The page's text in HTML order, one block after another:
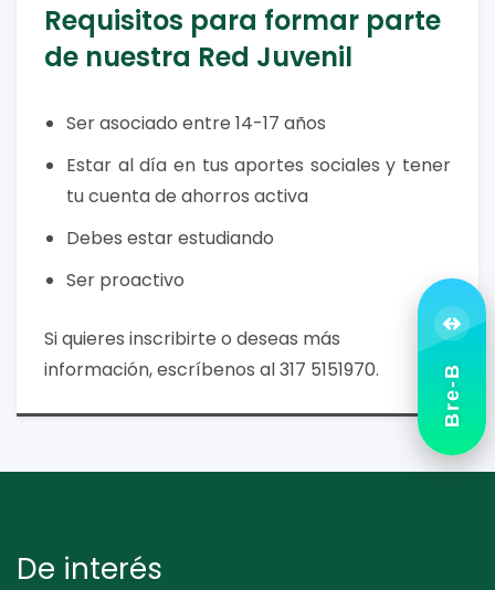
Bre-B
Requisitos para formar parte
de nuestra Red Juvenil
Ser asociado entre 14-17 años
Estar al día en tus aportes sociales y tener
tu cuenta de ahorros activa
Debes estar estudiando
Ser proactivo
Si quieres inscribirte o deseas más
información, escríbenos al 317 5151970.
De interés